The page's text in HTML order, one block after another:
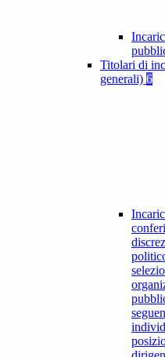
Titolari di
generali) 6